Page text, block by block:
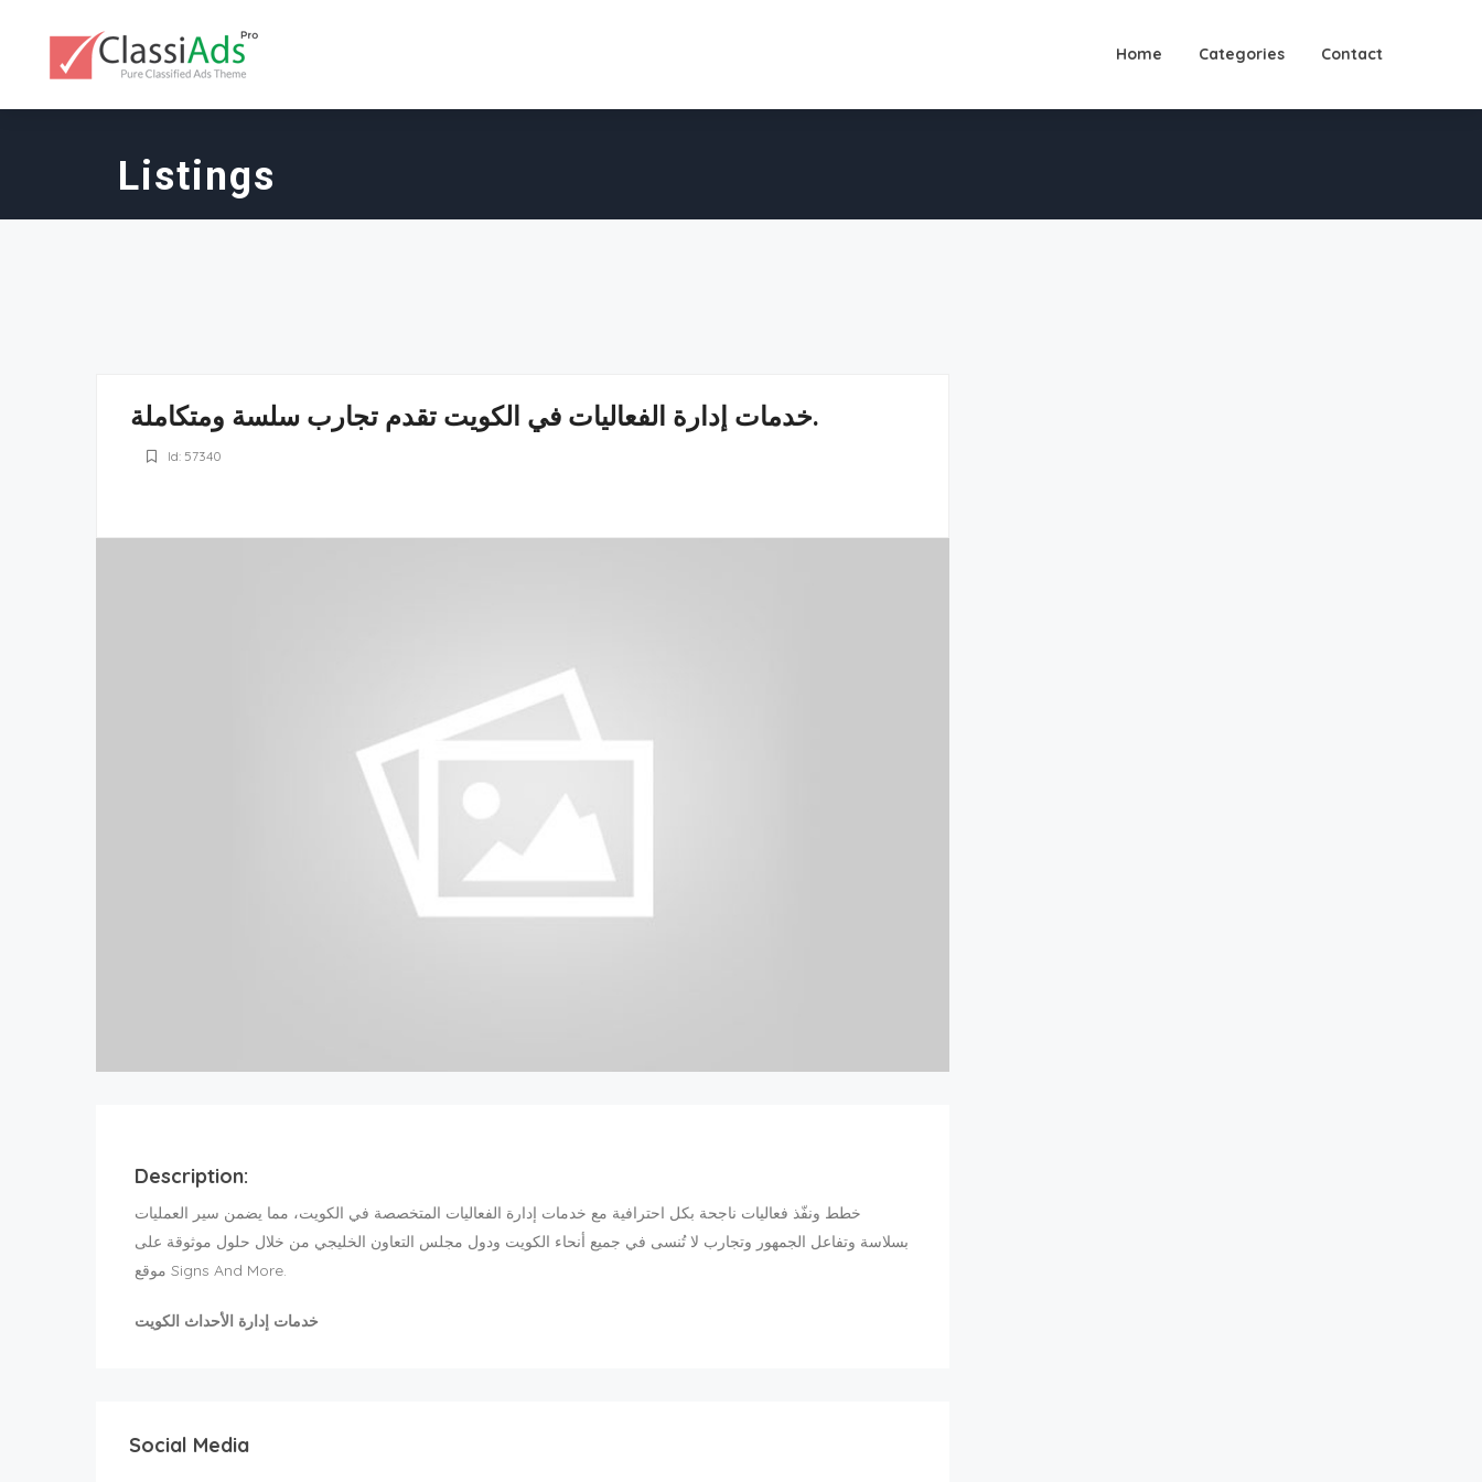
Home Categories Contact
Listings
خدمات إدارة الفعاليات في الكويت تقدم تجارب سلسة ومتكاملة.
Id: 57340
Description:
خطط ونفّذ فعاليات ناجحة بكل احترافية مع خدمات إدارة الفعاليات المتخصصة في الكويت، مما يضمن سير العمليات
بسلاسة وتفاعل الجمهور وتجارب لا تُنسى في جميع أنحاء الكويت ودول مجلس التعاون الخليجي من خلال حلول موثوقة على
موقع Signs And More.
خدمات إدارة الأحداث الكويت
Social Media